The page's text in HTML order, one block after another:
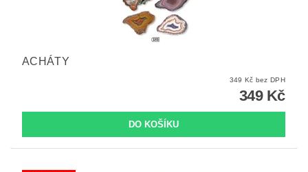
ACHÁTY
349 Kč bez DPH
349 Kč